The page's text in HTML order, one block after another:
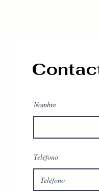
Nombre
Teléfono